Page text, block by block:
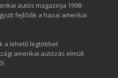
autós magazinja 1998-
fejlődik a hazai amerikai
a lehető legtöbbet
amerikai autózás elmúlt